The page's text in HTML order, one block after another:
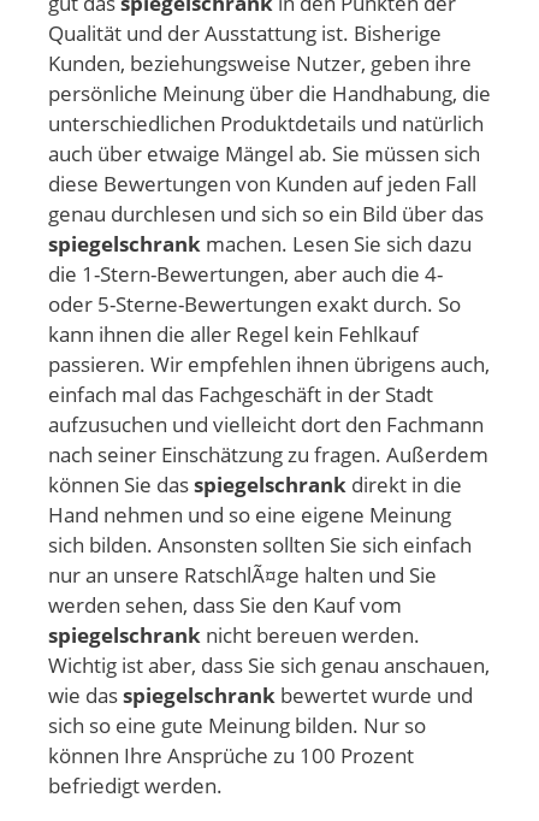
Qualität und der Ausstattung ist. Bisherige
Kunden, beziehungsweise Nutzer, geben ihre
persönliche Meinung über die Handhabung, die
unterschiedlichen Produktdetails und natürlich
auch über etwaige Mängel ab. Sie müssen sich
diese Bewertungen von Kunden auf jeden Fall
genau durchlesen und sich so ein Bild über das
spiegelschrank machen. Lesen Sie sich dazu
die 1-Stern-Bewertungen, aber auch die 4-
oder 5-Sterne-Bewertungen exakt durch. So
kann ihnen die aller Regel kein Fehlkauf
passieren. Wir empfehlen ihnen übrigens auch,
einfach mal das Fachgeschäft in der Stadt
aufzusuchen und vielleicht dort den Fachmann
nach seiner Einschätzung zu fragen. Außerdem
können Sie dasspiegelschrank direkt in die
Hand nehmen und so eine eigene Meinung
sich bilden. Ansonsten sollten Sie sich einfach
nur an unsere RatschlÃ¤ge halten und Sie
werden sehen, dass Sie den Kauf vom
spiegelschrank nicht bereuen werden.
Wichtig ist aber, dass Sie sich genau anschauen,
wie dasspiegelschrank bewertet wurde und
sich so eine gute Meinung bilden. Nur so
können Ihre Ansprüche zu 100 Prozent
befriedigt werden.